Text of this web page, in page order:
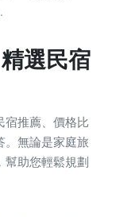
選民宿
宿推薦、價格比
。無論是家庭旅
幫助您輕鬆規劃